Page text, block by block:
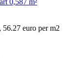
0,587 m²
euro per m2